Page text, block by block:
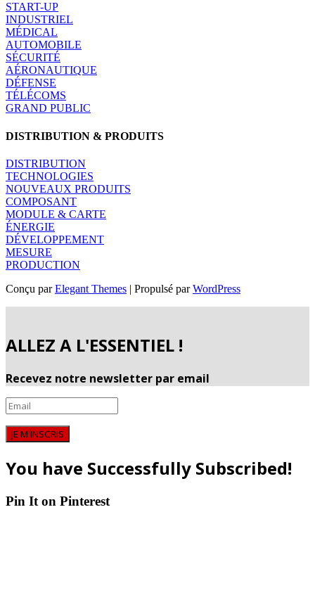
START-UP
INDUSTRIEL
MÉDICAL
AUTOMOBILE
SÉCURITÉ
AÉRONAUTIQUE
DÉFENSE
TÉLÉCOMS
GRAND PUBLIC
DISTRIBUTION & PRODUITS
DISTRIBUTION
TECHNOLOGIES
NOUVEAUX PRODUITS
COMPOSANT
MODULE & CARTE
ÉNERGIE
DÉVELOPPEMENT
MESURE
PRODUCTION
Conçu parElegant Themes | Propulsé parWordPress
ALLEZ A L'ESSENTIEL !
Recevez notre newsletter par email
JE M'INSCRIS
You have Successfully Subscribed!
Pin It on Pinterest